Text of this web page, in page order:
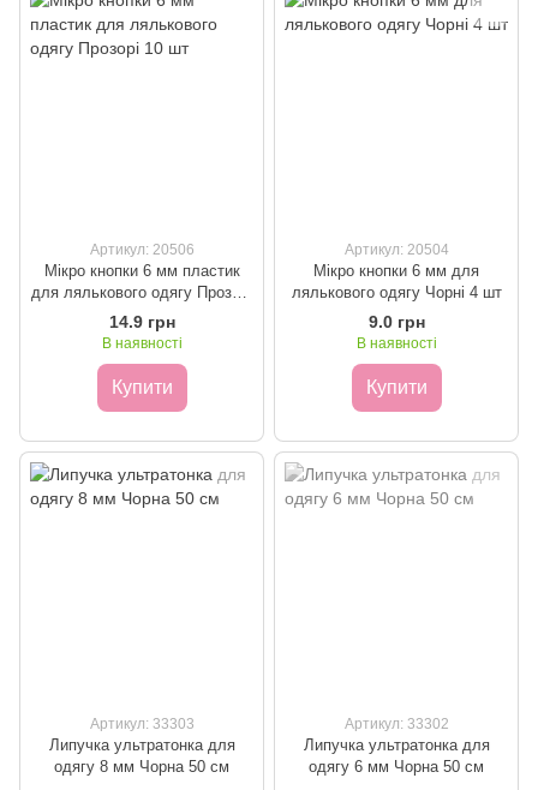
Артикул: 20506
Мікро кнопки 6 мм пластик
для лялькового одягу Прозорі
10 шт
14.9 грн
В наявності
Купити
Артикул: 20504
Мікро кнопки 6 мм для
лялькового одягу Чорні 4 шт
9.0 грн
В наявності
Купити
Артикул: 33303
Липучка ультратонка для
одягу 8 мм Чорна 50 см
Артикул: 33302
Липучка ультратонка для
одягу 6 мм Чорна 50 см